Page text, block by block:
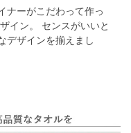
ナーがこだわって作っ
イン。
センスがいいと
デザインを揃えまし